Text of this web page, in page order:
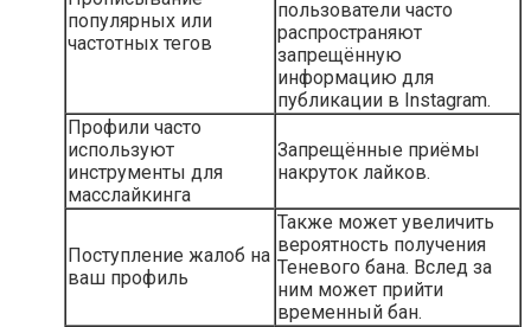
популярных или
частотных тегов
пользователи часто
распространяют
запрещённую
информацию для
публикации в Instagram.
Профили часто
используют
инструменты для
масслайкинга
Запрещённые приёмы
накруток лайков.
Поступление жалоб на
ваш профиль
Также может увеличить
вероятность получения
Теневого бана. Вслед за
ним может прийти
временный бан.